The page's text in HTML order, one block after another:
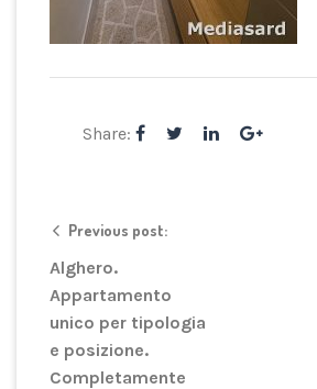
Share:
Previous post:
Alghero.
Appartamento
unico per tipologia
e posizione.
Completamente